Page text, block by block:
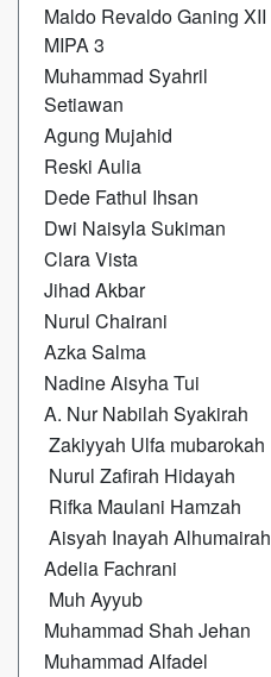
Maldo Revaldo Ganing XII
MIPA 3
Muhammad Syahril
Setiawan
Agung Mujahid
Reski Aulia
Dede Fathul Ihsan
Dwi Naisyla Sukiman
Clara Vista
Jihad Akbar
Nurul Chairani
Azka Salma
Nadine Aisyha Tui
A. Nur Nabilah Syakirah
Zakiyyah Ulfa mubarokah
Nurul Zafirah Hidayah
Rifka Maulani Hamzah
Aisyah Inayah Alhumairah
Adelia Fachrani
Muh Ayyub
Muhammad Shah Jehan
Muhammad Alfadel